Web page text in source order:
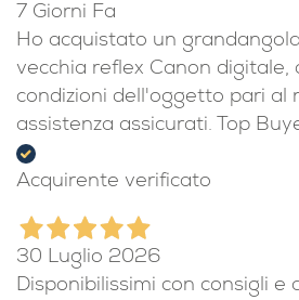
7 Giorni Fa
Ho acquistato un
vecchia reflex Canon digitale,
condizioni dell'oggetto pari al
assistenza assicurati. Top
Acquirente verificato
30 Luglio 2026
Disponibilissimi con consigli e